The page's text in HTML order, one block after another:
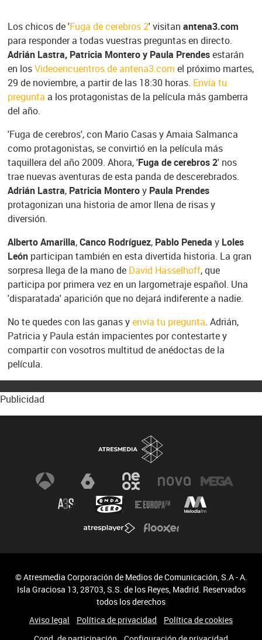
Los chicos de 'Fuga de cerebros 2' visitan antena3.com
para responder a todas vuestras preguntas en directo.
Adrián Lastra, Patricia Montero y Paula Prendesestarán
en losVideoencuentros de antena3.com el próximo martes,
29 de noviembre, a partir de las 18:30 horas. Envía tu
pregunta a los protagonistas de la película más gamberra
del año.
'Fuga de cerebros', con Mario Casas y Amaia Salmanca
como protagonistas, se convirtió en la película más
taquillera del año 2009. Ahora, 'Fuga de cerebros 2' nos
trae nuevas aventuras de esta panda de descerebrados.
Adrián Lastra, Patricia Monteroy Paula Prendes
protagonizan una historia de amor llena de risas y
diversión.
Alberto Amarilla,Canco Rodríguez, Pablo Peneda y Loles
Leónparticipan también en esta divertida historia. La gran
sorpresa llega de la mano de David Hasselhoff, que
participa por primera vez en un largometraje español. Una
'disparatada' aparición que no dejará indiferente a nadie.
No te quedes con las ganas yenvía tu pregunta. Adrián,
Patricia y Paula están impacientes por contestarte y
compartir con vosotros multitud de anédoctas de la
película.
Publicidad
© Atresmedia Corporación de Medios de Comunicación, S.A - A.
Isla Graciosa 13, 28703, S.S. de los Reyes, Madrid. Reservados
todos los derechos
Aviso legal
Política de privacidad
Política de cookies